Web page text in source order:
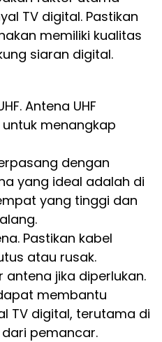
TV digital. Pastikan
memiliki kualitas
siaran digital.
Antena UHF
menangkap
dengan
yang ideal adalah di
yang tinggi dan
Pastikan kabel
atau rusak.
antena jika diperlukan.
membantu
TV digital, terutama di
pemancar.